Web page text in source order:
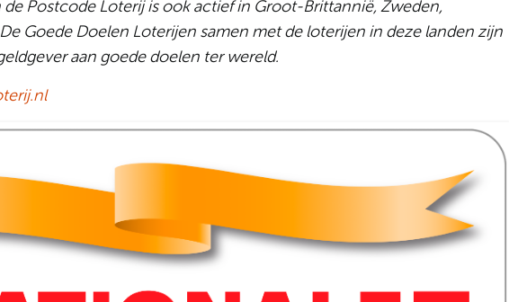
de Postcode Loterij is ook actief in Groot-Brittannië, Zweden,
Goede Doelen Loterijen samen met de loterijen in deze landen zijn
aan goede doelen ter wereld.